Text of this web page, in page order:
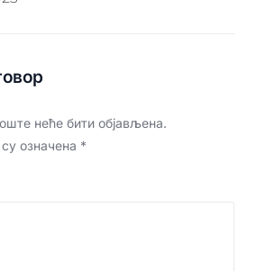
неће бити објављена.
означена *